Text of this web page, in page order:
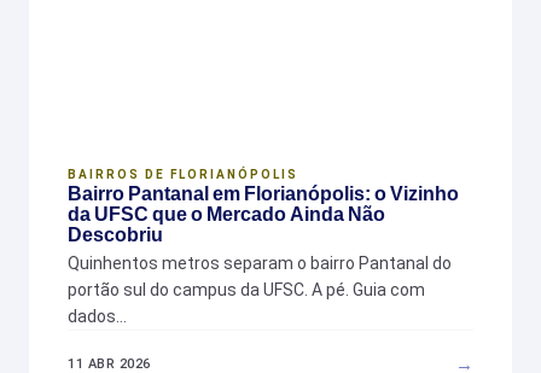
BAIRROS DE FLORIANÓPOLIS
Bairro Pantanal em Florianópolis: o Vizinho
da UFSC que o Mercado Ainda Não
Descobriu
Quinhentos metros separam o bairro Pantanal do
portão sul do campus da UFSC. A pé. Guia com
dados…
11 ABR 2026 →